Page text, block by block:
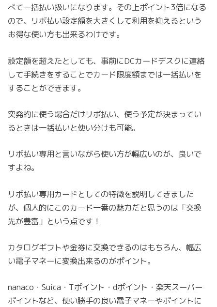
べて一括払い扱いになります。その上ポイント3倍になる
ので、リボ払い設定額を大きくして利用を抑えるという
お得な使い方も出来るわけです。
設定額を超えたとしても、事前にDCカードデスクに連絡
して手続きをすることでカード限度額までは一括払いを
することができます。
突発的に使う場合だけリボ払い、使う予定が決まってい
るときは一括払いと使い分けも可能。
リボ払い専用と言いながら使い方が幅広いのが、良いで
すよね。
リボ払い専用カードとしての特徴を説明してきました
が、個人的にこのカード一番の魅力だと思うのは「交換
先が豊富」という点です！
カタログギフトや金券に交換できるのはもちろん、幅広
い電子マネーに変換出来るのがポイント。
nanaco・Suica・Tポイント・dポイント・楽天スーパー
ポイントなど、使い勝手の良い電子マネーやポイントに